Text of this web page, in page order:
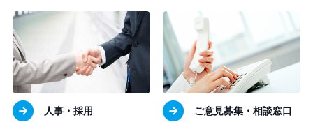
人事・採用 ご意見募集・相談窓口